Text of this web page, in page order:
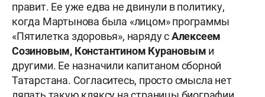
правит. Ее уже едва не двинули в политику,
когда Мартынова была «лицом» программы
«Пятилетка здоровья», наряду сАлексеем
Созиновым, Константином Курановым и
другими. Ее назначили капитаном сборной
Татарстана. Согласитесь, просто смысла нет